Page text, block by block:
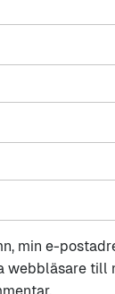
min e-
webbläsare till